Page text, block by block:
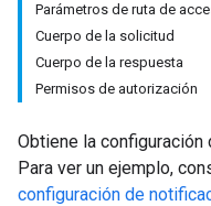
Parámetros de ruta de
Cuerpo de la solicitud
Cuerpo de la respuesta
Permisos de autorización
Obtiene la
Para ver un ejemplo,
configuración de